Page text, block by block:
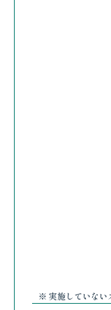
※ 実施していない